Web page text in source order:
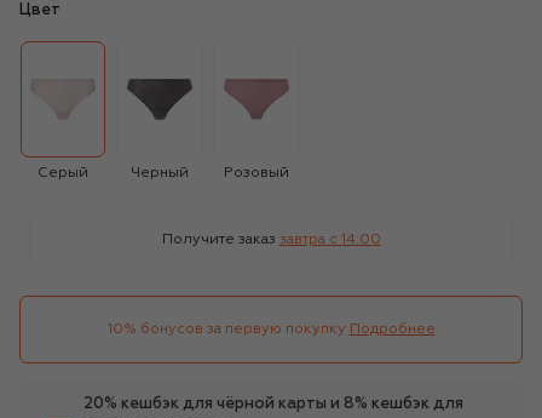
Цвет
Серый Черный Розовый
Получите заказ завтра c 14:00
10% бонусов за первую покупку Подробнее
20% кешбэк для чёрной карты и 8% кешбэк для